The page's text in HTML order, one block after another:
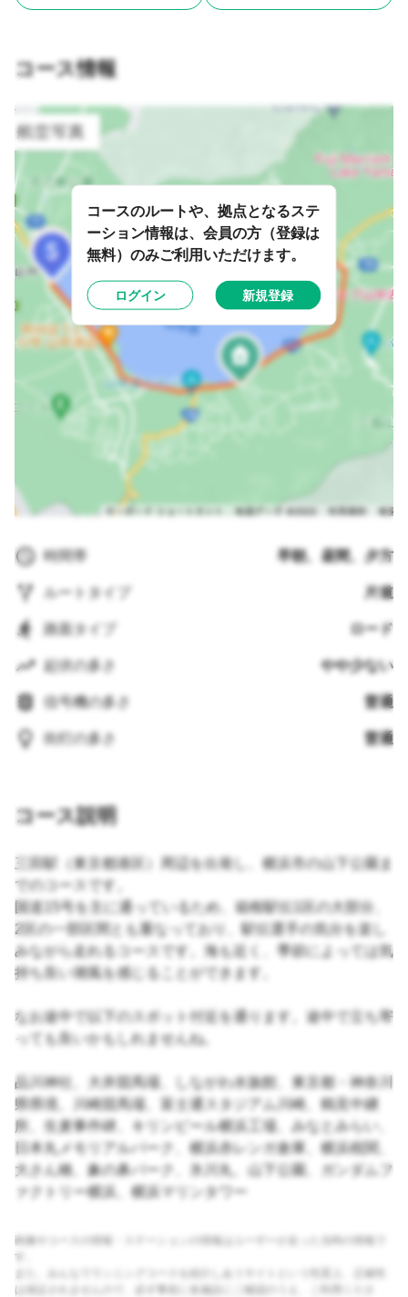
コース情報
時間帯 早朝、昼間、夕方
ルートタイプ 片道
路面タイプ ロード
起伏の多さ やや少ない
信号機の多さ 普通
街灯の多さ 普通
コース説明
三田駅（東京都港区）周辺を出発し、横浜市の山下公園ま
でのコースです。
国道15号を主に通っているため、箱根駅伝1区の大部分、
2区の一部区間とも重なっており、駅伝選手の気分を楽し
みながら走れるコースです。海も近く、季節によっては気
持ち良い潮風を感じることができます。
なお途中で以下のスポット付近を通ります。途中で立ち寄
っても良いかもしれませんね。
品川神社、大井競馬場、しながわ水族館、東京都・神奈川
県県境、川崎競馬場、富士通スタジアム川崎、鶴見中継
所、生麦事件碑、キリンビール横浜工場、みなとみらい、
日本丸メモリアルパーク、横浜赤レンガ倉庫、横浜税関、
大さん橋、象の鼻パーク、氷川丸、山下公園、ガンダムフ
ァクトリー横浜、横浜マリンタワー
画像やコースの情報・ステーションの情報はユーザーが走った当時の情報で
す。
また、みんなでランニングコースを紹介しあうサイトという性質上、正確性
は保証されませんので、必ず事前に各施設にご確認のうえ、ご利用くださ
コースのルートや、拠点となるステ
ーション情報は、会員の方（登録は
無料）のみご利用いただけます。
ログイン 新規登録